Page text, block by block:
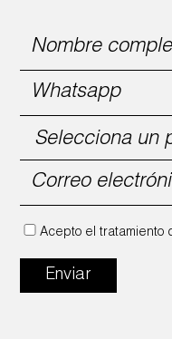
Acepto el tratamiento
Enviar